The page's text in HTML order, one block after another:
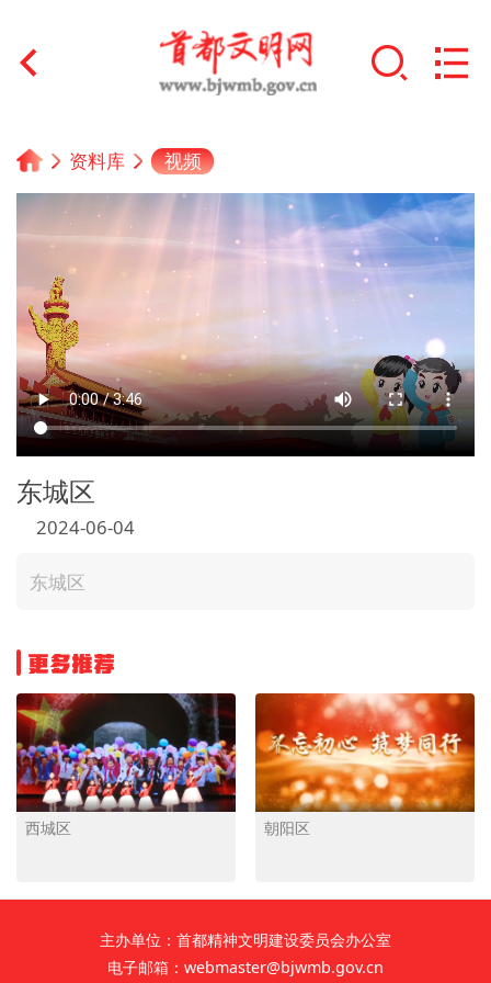
首页
文明创建
+
文明实践
文明培育
+
未成年人思想道德建设
榜样人物
+
身边好人
文明评论
北京宣传文化引导基金
专题
资料库
+
资料库 视频
东城区
2024-06-04
东城区
更多推荐
城区 朝阳区
主办单位：首都精神文明建设委员会办公室
电子邮箱：webmaster@bjwmb.gov.cn